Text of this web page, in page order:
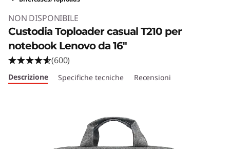
NON DISPONIBILE
Custodia Toploader casual T210 per
notebook Lenovo da 16"
(600)
Descrizione Specifiche tecniche Recensioni